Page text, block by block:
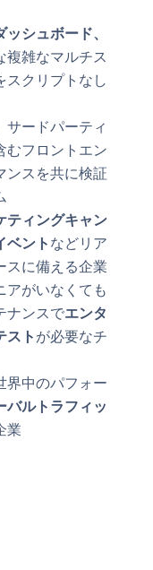
シュボード、
複雑なマルチス
スクリプトなし
サードパーティ
むフロントエン
ンスを共に検証
ティングキャン
ベント などリア
スに備える企業
アがいなくても
ナンスでエンタ
スト が必要なチ
界中のパフォー
バルトラフィッ
業